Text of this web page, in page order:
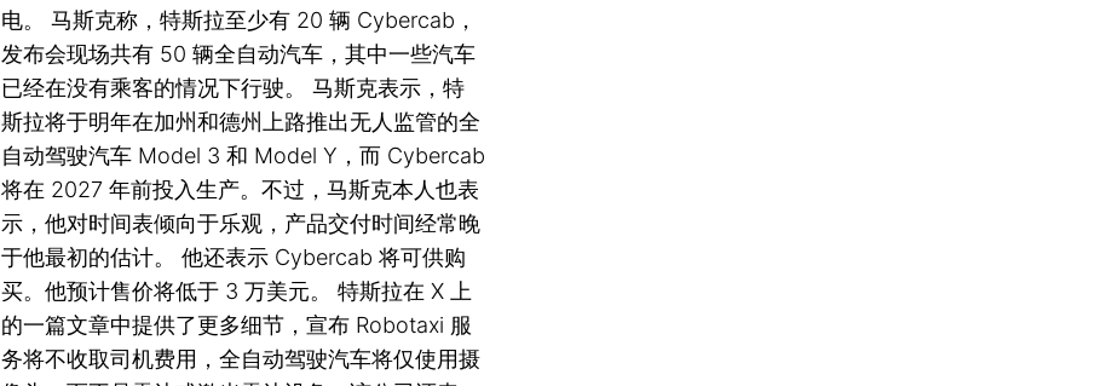
电。 马斯克称，特斯拉至少有 20 辆 Cyber​​cab，
发布会现场共有 50 辆全自动汽车，其中一些汽车
已经在没有乘客的情况下行驶。 马斯克表示，特
斯拉将于明年在加州和德州上路推出无人监管的全
自动驾驶汽车 Model 3 和 Model Y，而 Cyber​​cab
将在 2027 年前投入生产。不过，马斯克本人也表
示，他对时间表倾向于乐观，产品交付时间经常晚
于他最初的估计。 他还表示 Cyber​​cab 将可供购
买。他预计售价将低于 3 万美元。 特斯拉在 X 上
的一篇文章中提供了更多细节，宣布 Robotaxi 服
务将不收取司机费用，全自动驾驶汽车将仅使用摄